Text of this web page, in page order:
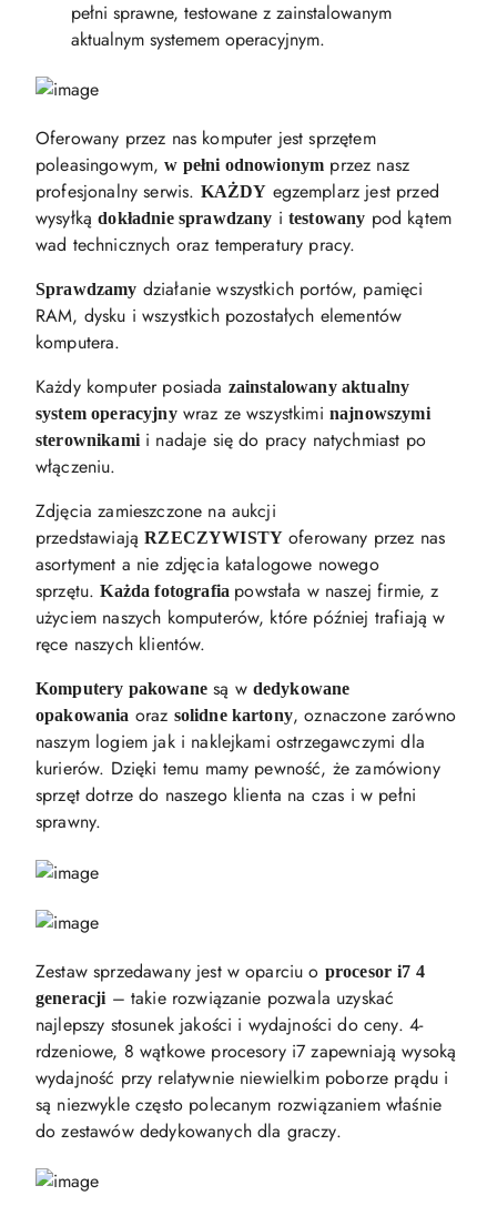
pełni sprawne, testowane z zainstalowanym
aktualnym systemem operacyjnym.
Oferowany przez nas komputer jest sprzętem
poleasingowym,w pełni odnowionym przez nasz
profesjonalny serwis. KAŻDY egzemplarz jest przed
wysyłkądokładnie sprawdzany i testowany pod kątem
wad technicznych oraz temperatury pracy.
Sprawdzamy działanie wszystkich portów, pamięci
RAM, dysku i wszystkich pozostałych elementów
komputera.
Każdy komputer posiada zainstalowany aktualny
system operacyjnywraz ze wszystkimi najnowszymi
sterownikamii nadaje się do pracy natychmiast po
włączeniu.
Zdjęcia zamieszczone na aukcji
przedstawiająRZECZYWISTY oferowany przez nas
asortyment a nie zdjęcia katalogowe nowego
sprzętu.Każda fotografia powstała w naszej firmie, z
użyciem naszych komputerów, które później trafiają w
ręce naszych klientów.
Komputery pakowanesą w dedykowane
opakowania oraz solidne kartony, oznaczone zarówno
naszym logiem jak i naklejkami ostrzegawczymi dla
kurierów. Dzięki temu mamy pewność, że zamówiony
sprzęt dotrze do naszego klienta na czas i w pełni
sprawny.
Zestaw sprzedawany jest w oparciu o procesor i7 4
generacji– takie rozwiązanie pozwala uzyskać
najlepszy stosunek jakości i wydajności do ceny. 4-
rdzeniowe, 8 wątkowe procesory i7 zapewniają wysoką
wydajność przy relatywnie niewielkim poborze prądu i
są niezwykle często polecanym rozwiązaniem właśnie
do zestawów dedykowanych dla graczy.